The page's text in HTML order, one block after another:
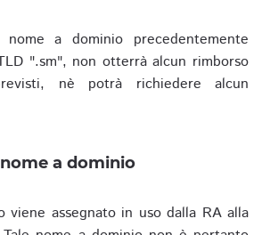
nome a dominio precedentemente
".sm", non otterrà alcun rimborso
nè potrà richiedere alcun
a dominio
viene assegnato in uso dalla RA alla